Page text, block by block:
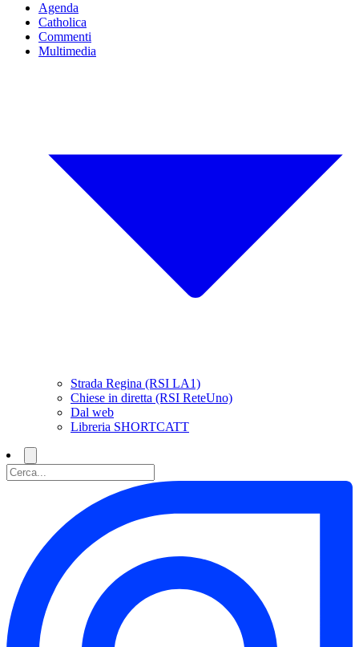
Agenda
Catholica
Commenti
Multimedia
Strada Regina (RSI LA1)
Chiese in diretta (RSI ReteUno)
Dal web
Libreria SHORTCATT